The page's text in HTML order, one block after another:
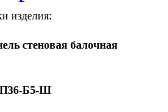
изделия:
стеновая балочная
Б5-Ш